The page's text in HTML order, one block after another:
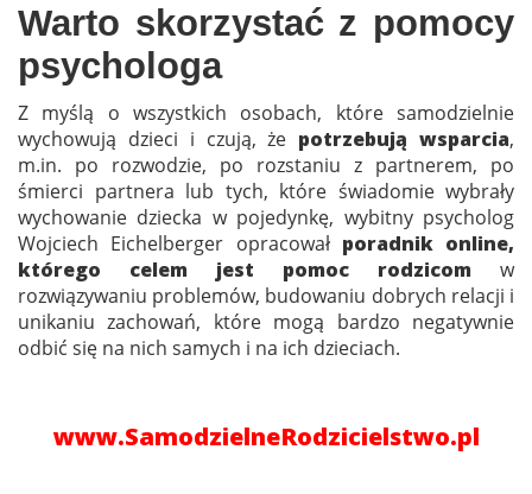
Warto skorzystać z pomocy
psychologa
Z myślą o wszystkich osobach, które samodzielnie
wychowują dzieci i czują, że potrzebują wsparcia,
m.in. po rozwodzie, po rozstaniu z partnerem, po
śmierci partnera lub tych, które świadomie wybrały
wychowanie dziecka w pojedynkę, wybitny psycholog
Wojciech Eichelberger opracował poradnik online,
którego celem jest pomoc rodzicom w
rozwiązywaniu problemów, budowaniu dobrych relacji i
unikaniu zachowań, które mogą bardzo negatywnie
odbić się na nich samych i na ich dzieciach.
www.SamodzielneRodzicielstwo.pl